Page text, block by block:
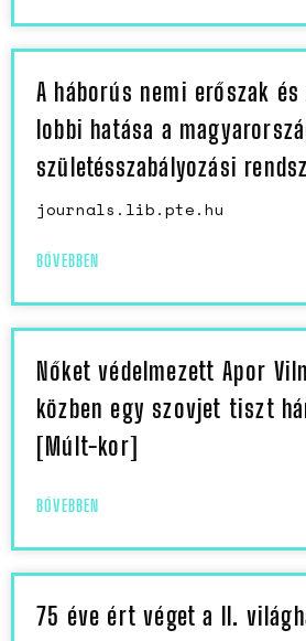
A háborús nemi erőszak
lobbi hatása a
születésszabályozási
journals.lib.pte.hu
BŐVEBBEN
Nőket védelmezett Apor
közben egy szovjet tiszt
[Múlt-kor]
BŐVEBBEN
75 éve ért véget a II.